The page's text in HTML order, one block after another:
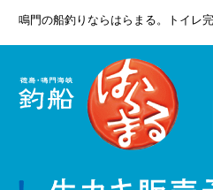
鳴門の船釣りならはらまる。トイレ